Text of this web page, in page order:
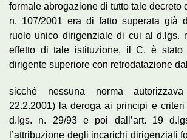
formale abrogazione di tutto tale decreto
n. 107/2001 era di fatto superata già
ruolo unico dirigenziale di cui al d.lgs.
effetto di tale istituzione, il C. è stato
dirigente superiore con retrodatazione
sicché nessuna norma
22.2.2001) la deroga ai principi e criteri
d.lgs. n. 29/93 e poi dall’art. 19
l’attribuzione degli incarichi dirigenziali